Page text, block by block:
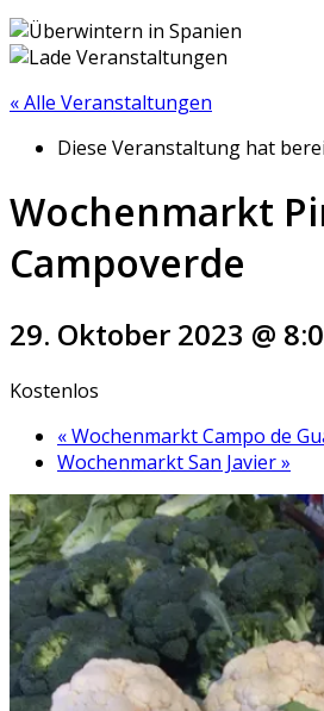
« Alle Veranstaltungen
Diese Veranstaltung hat
Wochenmarkt
Campoverde
29. Oktober 2023 @
Kostenlos
«Wochenmarkt Campo de
Wochenmarkt San Javier»